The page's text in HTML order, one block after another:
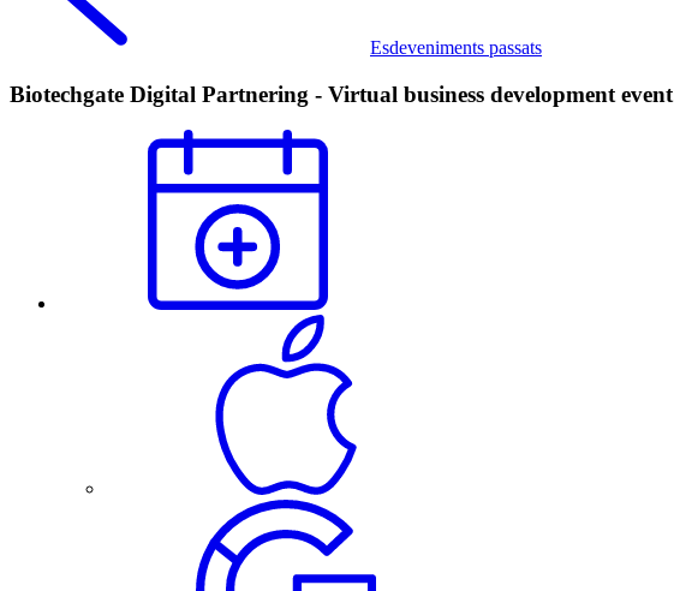
Esdeveniments passats
Biotechgate Digital Partnering - Virtual business development event